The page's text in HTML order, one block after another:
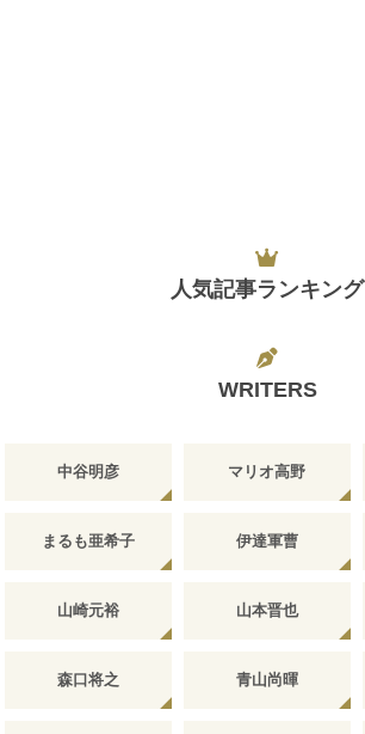
人気記事ランキング
WRITERS
中谷明彦 マリオ高野
まるも亜希子 伊達軍曹
山崎元裕 山本晋也
森口将之 青山尚暉